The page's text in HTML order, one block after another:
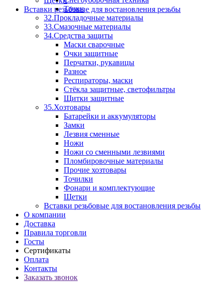
Вставки резьбовые для востановления резьбы
Тачки
32.Прокладочные материалы
33.Смазочные материалы
34.Средства защиты
Маски сварочные
Очки защитные
Перчатки, рукавицы
Разное
Респираторы, маски
Стёкла защитные, светофильтры
Щитки защитные
35.Хозтовары
Батарейки и аккумуляторы
Замки
Лезвия сменные
Ножи
Ножи со сменными лезвиями
Пломбировочные материалы
Прочие хозтовары
Точилки
Фонари и комплектующие
Щетки
Вставки резьбовые для востановления резьбы
О компании
Доставка
Правила торговли
Госты
Сертификаты
Оплата
Контакты
Заказать звонок